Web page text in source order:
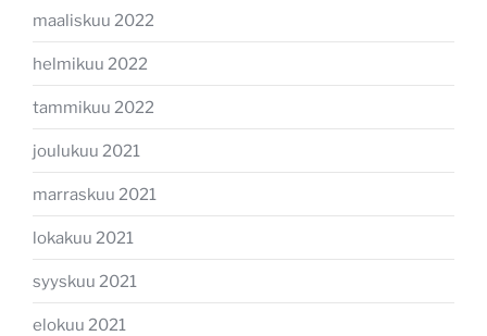
maaliskuu 2022
helmikuu 2022
tammikuu 2022
joulukuu 2021
marraskuu 2021
lokakuu 2021
syyskuu 2021
elokuu 2021